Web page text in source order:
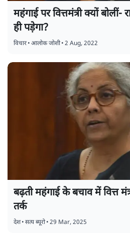
महंगाई पर वित्तमंत्री क्यों
ही पड़ेगा?
विचार•आलोक जोशी•2 Aug, 2022
बढ़ती महंगाई के बचाव में वित्त
तर्क
देश•सत्य ब्यूरो•29 Mar, 2025